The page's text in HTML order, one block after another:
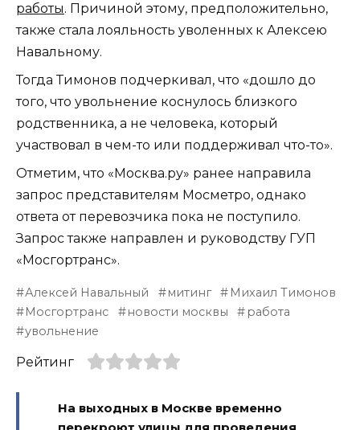
работы. Причиной этому, предположительно,
также стала лояльность уволенных к Алексею
Навальному.
Тогда Тимонов подчеркивал, что «дошло до
того, что увольнение коснулось близкого
родственника, а не человека, который
участвовал в чем-то или поддерживал что-то».
Отметим, что «Москва.ру» ранее направила
запрос представителям Мосметро, однако
ответа от перевозчика пока не поступило.
Запрос также направлен и руководству ГУП
«Мосгортранс».
Алексей Навальный митинг
Михаил Тимонов
Мосгортранс
новости москвы
работа
увольнение
Рейтинг
На выходных в Москве временно